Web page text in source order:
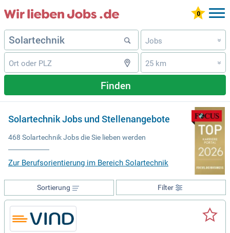
Jobs »
25 km »
Finden
Solartechnik Jobs und Stellenangebote
468 Solartechnik Jobs die Sie lieben werden
Zur Berufsorientierung im Bereich Solartechnik
Filter
Sortierung